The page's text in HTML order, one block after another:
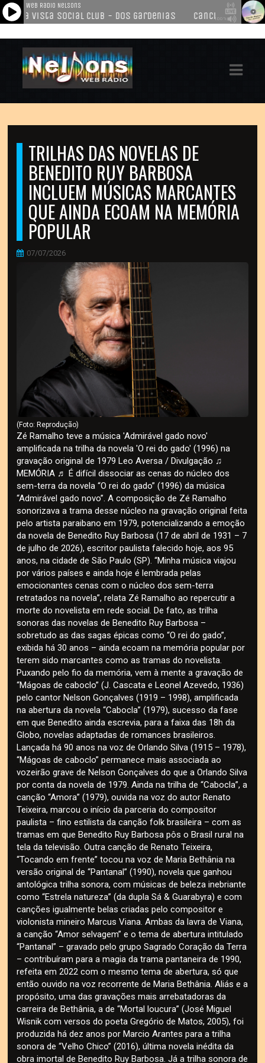
TRILHAS DAS NOVELAS DE
BENEDITO RUY BARBOSA
INCLUEM MÚSICAS MARCANTES
QUE AINDA ECOAM NA MEMÓRIA
POPULAR
07/07/2026
(Foto: Reprodução)
Zé Ramalho teve a música 'Admirável gado novo'
amplificada na trilha da novela 'O rei do gado' (1996) na
gravação original de 1979 Leo Aversa / Divulgação ♫
MEMÓRIA ♬ É difícil dissociar as cenas do núcleo dos
sem-terra da novela “O rei do gado” (1996) da música
“Admirável gado novo”. A composição de Zé Ramalho
sonorizava a trama desse núcleo na gravação original feita
pelo artista paraibano em 1979, potencializando a emoção
da novela de Benedito Ruy Barbosa (17 de abril de 1931 – 7
de julho de 2026), escritor paulista falecido hoje, aos 95
anos, na cidade de São Paulo (SP). “Minha música viajou
por vários países e ainda hoje é lembrada pelas
emocionantes cenas com o núcleo dos sem-terra
retratados na novela”, relata Zé Ramalho ao repercutir a
morte do novelista em rede social. De fato, as trilha
sonoras das novelas de Benedito Ruy Barbosa –
sobretudo as das sagas épicas como “O rei do gado”,
exibida há 30 anos – ainda ecoam na memória popular por
terem sido marcantes como as tramas do novelista.
Puxando pelo fio da memória, vem à mente a gravação de
“Mágoas de caboclo” (J. Cascata e Leonel Azevedo, 1936)
pelo cantor Nelson Gonçalves (1919 – 1998), amplificada
na abertura da novela “Cabocla” (1979), sucesso da fase
em que Benedito ainda escrevia, para a faixa das 18h da
Globo, novelas adaptadas de romances brasileiros.
Lançada há 90 anos na voz de Orlando Silva (1915 – 1978),
“Mágoas de caboclo” permanece mais associada ao
vozeirão grave de Nelson Gonçalves do que a Orlando Silva
por conta da novela de 1979. Ainda na trilha de “Cabocla”, a
canção “Amora” (1979), ouvida na voz do autor Renato
Teixeira, marcou o início da parceria do compositor
paulista – fino estilista da canção folk brasileira – com as
tramas em que Benedito Ruy Barbosa pôs o Brasil rural na
tela da televisão. Outra canção de Renato Teixeira,
“Tocando em frente” tocou na voz de Maria Bethânia na
versão original de “Pantanal” (1990), novela que ganhou
antológica trilha sonora, com músicas de beleza inebriante
como “Estrela natureza” (da dupla Sá & Guarabyra) e com
canções igualmente belas criadas pelo compositor e
violonista mineiro Marcus Viana. Ambas da lavra de Viana,
a canção “Amor selvagem” e o tema de abertura intitulado
“Pantanal” – gravado pelo grupo Sagrado Coração da Terra
– contribuíram para a magia da trama pantaneira de 1990,
refeita em 2022 com o mesmo tema de abertura, só que
então ouvido na voz recorrente de Maria Bethânia. Aliás e a
propósito, uma das gravações mais arrebatadoras da
carreira de Bethânia, a de “Mortal loucura” (José Miguel
Wisnik com versos do poeta Gregório de Matos, 2005), foi
produzida há dez anos por Marcio Arantes para a trilha
sonora de “Velho Chico” (2016), última novela inédita da
obra imortal de Benedito Ruy Barbosa. Já a trilha sonora de